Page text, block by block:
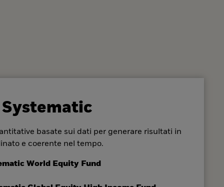
Systematic
basate sui dati per generare risultati in
e coerente nel tempo.
World Equity Fund